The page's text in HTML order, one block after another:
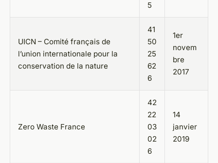
5
UICN – Comité français de
l’union internationale pour la
conservation de la nature
41
50
25
62
6
1er
novem
bre
2017
Zero Waste France
42
22
03
02
6
14
janvier
2019